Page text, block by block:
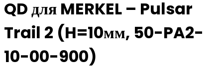
QD для MERKEL – Pulsar
Trail 2 (H=10мм, 50-PA2-
10-00-900)